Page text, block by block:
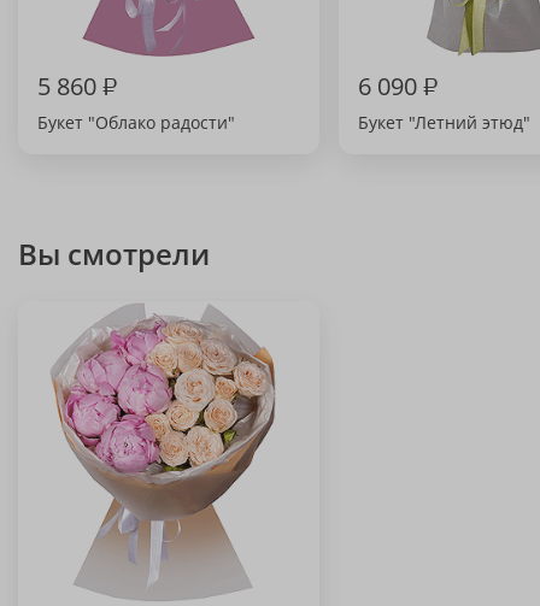
5 860₽
Букет "Облако радости"
6 090₽
Букет "Летний этюд"
Вы смотрели